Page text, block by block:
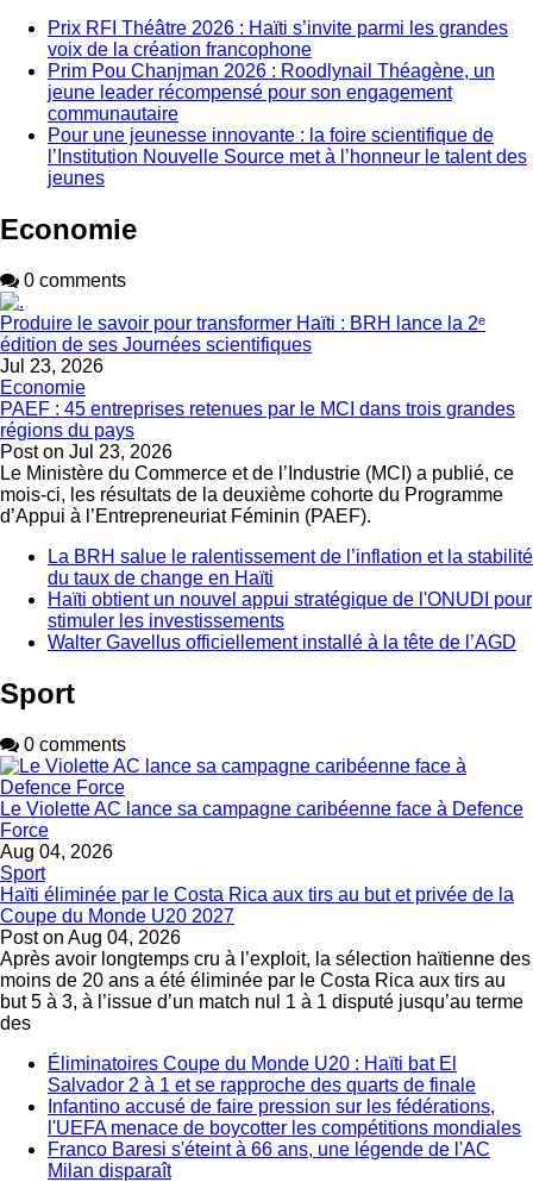
Prix RFI Théâtre 2026 : Haïti s’invite parmi les grandes
voix de la création francophone
Prim Pou Chanjman 2026 : Roodlynail Théagène, un
jeune leader récompensé pour son engagement
communautaire
Pour une jeunesse innovante : la foire scientifique de
l’Institution Nouvelle Source met à l’honneur le talent des
jeunes
Economie
0 comments
Produire le savoir pour transformer Haïti : BRH lance la 2ᵉ
édition de ses Journées scientifiques
Jul 23, 2026
Economie
PAEF : 45 entreprises retenues par le MCI dans trois grandes
régions du pays
Post on Jul 23, 2026
Le Ministère du Commerce et de l’Industrie (MCI) a publié, ce
mois-ci, les résultats de la deuxième cohorte du Programme
d’Appui à l’Entrepreneuriat Féminin (PAEF).
La BRH salue le ralentissement de l’inflation et la stabilité
du taux de change en Haïti
Haïti obtient un nouvel appui stratégique de l'ONUDI pour
stimuler les investissements
Walter Gavellus officiellement installé à la tête de l’AGD
Sport
0 comments
Le Violette AC lance sa campagne caribéenne face à Defence
Force
Aug 04, 2026
Sport
Haïti éliminée par le Costa Rica aux tirs au but et privée de la
Coupe du Monde U20 2027
Post on Aug 04, 2026
Après avoir longtemps cru à l’exploit, la sélection haïtienne des
moins de 20 ans a été éliminée par le Costa Rica aux tirs au
but 5 à 3, à l’issue d’un match nul 1 à 1 disputé jusqu’au terme
des
Éliminatoires Coupe du Monde U20 : Haïti bat El
Salvador 2 à 1 et se rapproche des quarts de finale
Infantino accusé de faire pression sur les fédérations,
l'UEFA menace de boycotter les compétitions mondiales
Franco Baresi s'éteint à 66 ans, une légende de l'AC
Milan disparaît